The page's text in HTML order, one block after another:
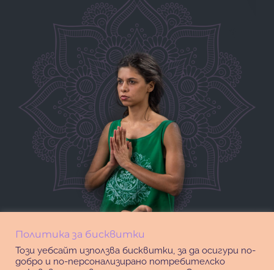
Политика за бисквитки
Този уебсайт използва бисквитки, за да осигури по-
добро и по-персонализирано потребителско